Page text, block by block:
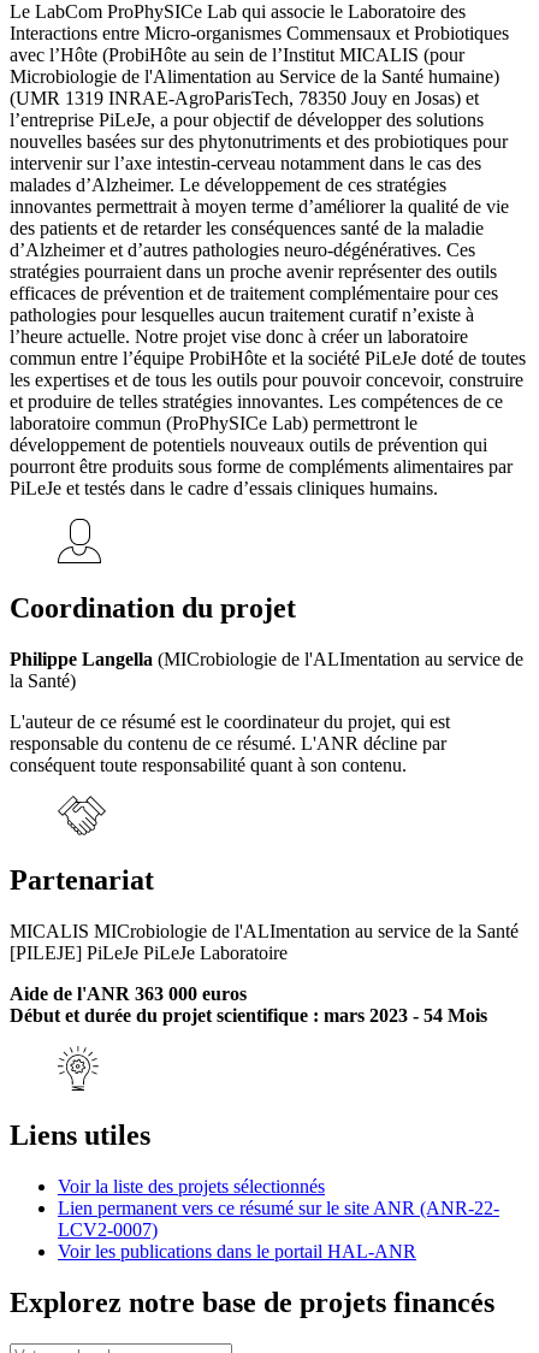
Le LabCom ProPhySICe Lab qui associe le Laboratoire des
Interactions entre Micro-organismes Commensaux et Probiotiques
avec l’Hôte (ProbiHôte au sein de l’Institut MICALIS (pour
Microbiologie de l'Alimentation au Service de la Santé humaine)
(UMR 1319 INRAE-AgroParisTech, 78350 Jouy en Josas) et
l’entreprise PiLeJe, a pour objectif de développer des solutions
nouvelles basées sur des phytonutriments et des probiotiques pour
intervenir sur l’axe intestin-cerveau notamment dans le cas des
malades d’Alzheimer. Le développement de ces stratégies
innovantes permettrait à moyen terme d’améliorer la qualité de vie
des patients et de retarder les conséquences santé de la maladie
d’Alzheimer et d’autres pathologies neuro-dégénératives. Ces
stratégies pourraient dans un proche avenir représenter des outils
efficaces de prévention et de traitement complémentaire pour ces
pathologies pour lesquelles aucun traitement curatif n’existe à
l’heure actuelle. Notre projet vise donc à créer un laboratoire
commun entre l’équipe ProbiHôte et la société PiLeJe doté de toutes
les expertises et de tous les outils pour pouvoir concevoir, construire
et produire de telles stratégies innovantes. Les compétences de ce
laboratoire commun (ProPhySICe Lab) permettront le
développement de potentiels nouveaux outils de prévention qui
pourront être produits sous forme de compléments alimentaires par
PiLeJe et testés dans le cadre d’essais cliniques humains.
Coordination du projet
Philippe Langella (MICrobiologie de l'ALImentation au service de
la Santé)
L'auteur de ce résumé est le coordinateur du projet, qui est
responsable du contenu de ce résumé. L'ANR décline par
conséquent toute responsabilité quant à son contenu.
Partenariat
MICALIS MICrobiologie de l'ALImentation au service de la Santé
[PILEJE] PiLeJe PiLeJe Laboratoire
Aide de l'ANR 363 000 euros
Début et durée du projet scientifique : mars 2023 - 54 Mois
Liens utiles
Voir la liste des projets sélectionnés
Lien permanent vers ce résumé sur le site ANR (ANR-22-
LCV2-0007)
Voir les publications dans le portail HAL-ANR
Explorez notre base de projets financés